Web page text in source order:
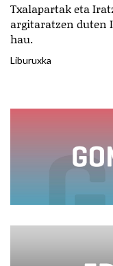
Txalapartak eta
argitaratzen duten
hau.
Liburuxka